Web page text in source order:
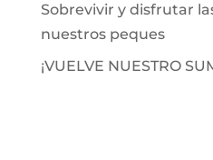
Sobrevivir y disfrutar
nuestros peques
¡VUELVE NUESTRO